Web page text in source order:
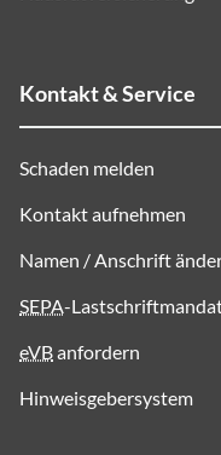
Kontakt & Service
Schaden melden
Kontakt aufnehmen
Namen / Anschrift
SEPA-
eVBanfordern
Hinweisgebersystem